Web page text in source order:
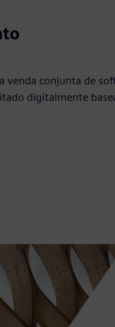
venda conjunta de
digitalmente